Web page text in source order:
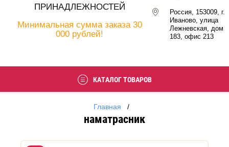
ПРИНАДЛЕЖНОСТЕЙ
Минимальная сумма заказа30
000 рублей!
Россия, 153009, г.
Иваново, улица
Лежневская, дом
183, офис 213
КАТАЛОГ ТОВАРОВ
Главная
   /
наматрасник